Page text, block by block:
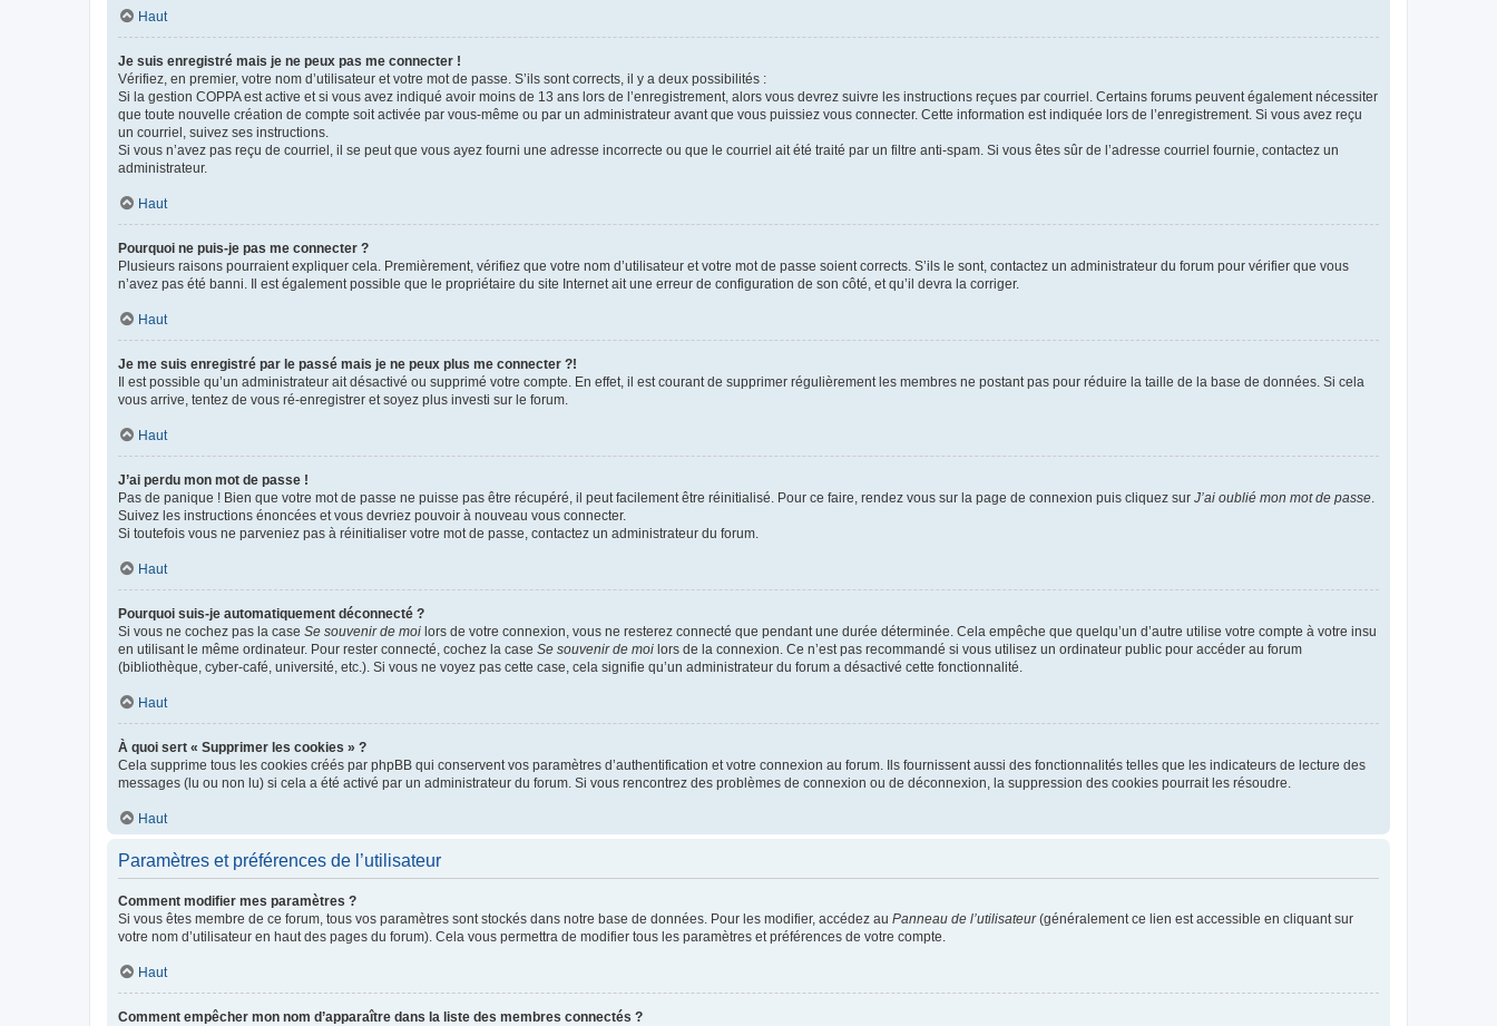
Haut
Je suis enregistré mais je ne peux pas me connecter !
Vérifiez, en premier, votre nom d’utilisateur et votre mot de passe. S’ils sont corrects, il y a deux possibilités :
Si la gestion COPPA est active et si vous avez indiqué avoir moins de 13 ans lors de l’enregistrement, alors vous devrez suivre les instructions reçues par courriel. Certains forums peuvent également nécessiter
que toute nouvelle création de compte soit activée par vous-même ou par un administrateur avant que vous puissiez vous connecter. Cette information est indiquée lors de l’enregistrement. Si vous avez reçu
un courriel, suivez ses instructions.
Si vous n’avez pas reçu de courriel, il se peut que vous ayez fourni une adresse incorrecte ou que le courriel ait été traité par un filtre anti-spam. Si vous êtes sûr de l’adresse courriel fournie, contactez un
administrateur.
Haut
Pourquoi ne puis-je pas me connecter ?
Plusieurs raisons pourraient expliquer cela. Premièrement, vérifiez que votre nom d’utilisateur et votre mot de passe soient corrects. S’ils le sont, contactez un administrateur du forum pour vérifier que vous
n’avez pas été banni. Il est également possible que le propriétaire du site Internet ait une erreur de configuration de son côté, et qu’il devra la corriger.
Haut
Je me suis enregistré par le passé mais je ne peux plus me connecter ?!
Il est possible qu’un administrateur ait désactivé ou supprimé votre compte. En effet, il est courant de supprimer régulièrement les membres ne postant pas pour réduire la taille de la base de données. Si cela
vous arrive, tentez de vous ré-enregistrer et soyez plus investi sur le forum.
Haut
J’ai perdu mon mot de passe !
Pas de panique ! Bien que votre mot de passe ne puisse pas être récupéré, il peut facilement être réinitialisé. Pour ce faire, rendez vous sur la page de connexion puis cliquez sur J’ai oublié mon mot de passe.
Suivez les instructions énoncées et vous devriez pouvoir à nouveau vous connecter.
Si toutefois vous ne parveniez pas à réinitialiser votre mot de passe, contactez un administrateur du forum.
Haut
Pourquoi suis-je automatiquement déconnecté ?
Si vous ne cochez pas la case Se souvenir de moi lors de votre connexion, vous ne resterez connecté que pendant une durée déterminée. Cela empêche que quelqu’un d’autre utilise votre compte à votre insu
en utilisant le même ordinateur. Pour rester connecté, cochez la case Se souvenir de moi lors de la connexion. Ce n’est pas recommandé si vous utilisez un ordinateur public pour accéder au forum
(bibliothèque, cyber-café, université, etc.). Si vous ne voyez pas cette case, cela signifie qu’un administrateur du forum a désactivé cette fonctionnalité.
Haut
À quoi sert « Supprimer les cookies » ?
Cela supprime tous les cookies créés par phpBB qui conservent vos paramètres d’authentification et votre connexion au forum. Ils fournissent aussi des fonctionnalités telles que les indicateurs de lecture des
messages (lu ou non lu) si cela a été activé par un administrateur du forum. Si vous rencontrez des problèmes de connexion ou de déconnexion, la suppression des cookies pourrait les résoudre.
Haut
Paramètres et préférences de l’utilisateur
Comment modifier mes paramètres ?
Si vous êtes membre de ce forum, tous vos paramètres sont stockés dans notre base de données. Pour les modifier, accédez au Panneau de l’utilisateur(généralement ce lien est accessible en cliquant sur
votre nom d’utilisateur en haut des pages du forum). Cela vous permettra de modifier tous les paramètres et préférences de votre compte.
Haut
Comment empêcher mon nom d’apparaître dans la liste des membres connectés ?